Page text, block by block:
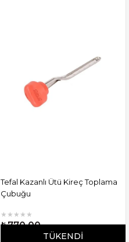
TÜKENDI
Tefal Kazanlı Ütü Kireç Toplama
Çubuğu
★ ★ ★ ★ ★
₺770,00